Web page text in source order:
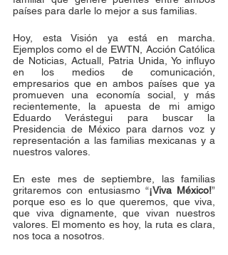
países para darle lo mejor a sus familias.
Hoy, esta Visión ya está en marcha.
Ejemplos como el de EWTN, Acción Católica
de Noticias, Actuall, Patria Unida, Yo influyo
en los medios de comunicación,
empresarios que en ambos países que ya
promueven una economía social, y más
recientemente, la apuesta de mi amigo
Eduardo Verástegui para buscar la
Presidencia de México para darnos voz y
representación a las familias mexicanas y a
nuestros valores.
En este mes de septiembre, las familias
gritaremos con entusiasmo “¡Viva México!”
porque eso es lo que queremos, que viva,
que viva dignamente, que vivan nuestros
valores. El momento es hoy, la ruta es clara,
nos toca a nosotros.